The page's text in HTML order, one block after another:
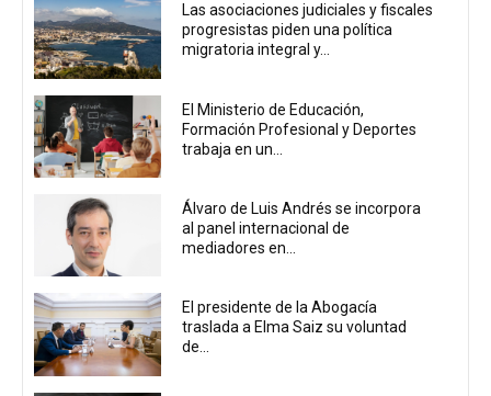
Las asociaciones judiciales y fiscales
progresistas piden una política
migratoria integral y...
El Ministerio de Educación,
Formación Profesional y Deportes
trabaja en un...
Álvaro de Luis Andrés se incorpora
al panel internacional de
mediadores en...
El presidente de la Abogacía
traslada a Elma Saiz su voluntad
de...